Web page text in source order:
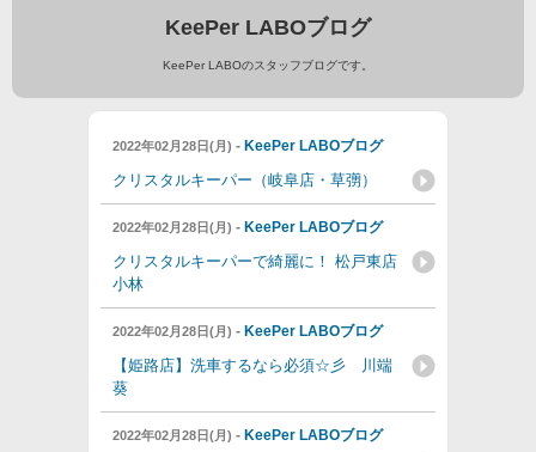
KeePer LABOブログ
KeePer LABOのスタッフブログです。
2022年02月28日(月) - KeePer LABOブログ
クリスタルキーパー（岐阜店・草彅）
2022年02月28日(月) - KeePer LABOブログ
クリスタルキーパーで綺麗に！ 松戸東店
小林
2022年02月28日(月) - KeePer LABOブログ
【姫路店】洗車するなら必須☆彡 川端
葵
2022年02月28日(月) - KeePer LABOブログ